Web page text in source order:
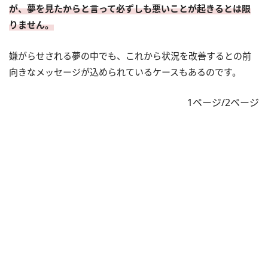
が、夢を見たからと言って必ずしも悪いことが起きるとは限
りません。
嫌がらせされる夢の中でも、これから状況を改善するとの前
向きなメッセージが込められているケースもあるのです。
1ページ/2ページ